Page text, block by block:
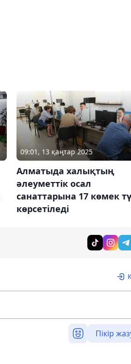
09:01, 13 қаңтар 2025
Алматыда халықтың
әлеуметтік осал
санаттарына 17 көмек
көрсетіледі
Пікір